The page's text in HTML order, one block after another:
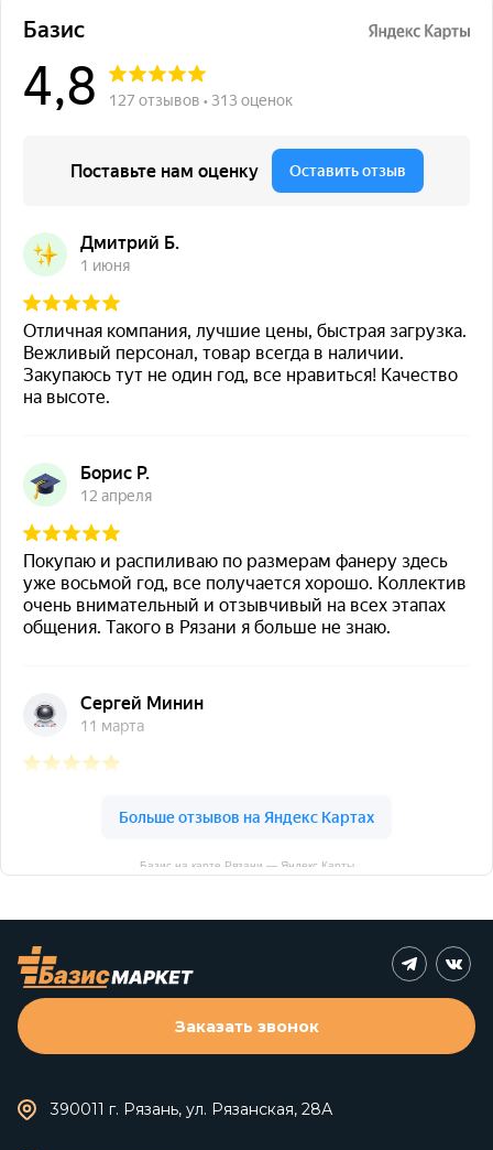
Базис на карте Рязани — Яндекс Карты
390011 г. Рязань, ул. Рязанская, 28А
Заказать звонок